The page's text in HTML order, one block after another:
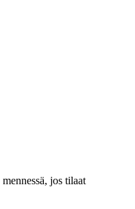
mennessä, jos tilaat